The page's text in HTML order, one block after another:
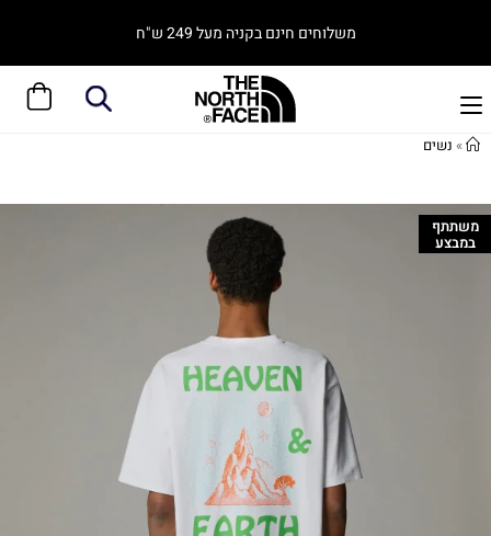
משלוחים חינם בקניה מעל 249 ש"ח
» נשים
משתתף
במבצע